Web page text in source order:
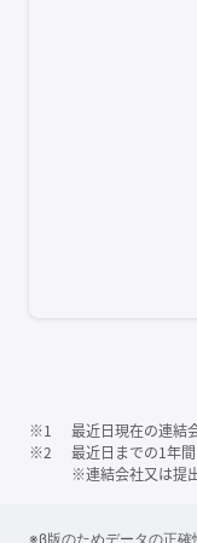
※1
最近日現在の連結
※2
最近日までの1年
※連結会社又は提
※β版のためデータの正